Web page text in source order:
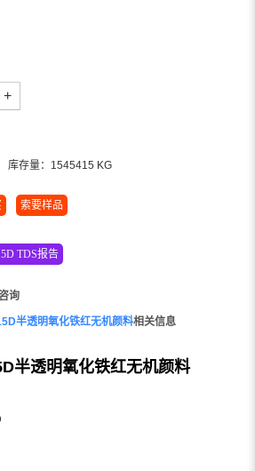
+
库存量： 1545415 KG
索要样品
TDS报告
询
半透明氧化铁红无机颜料相关信息
半透明氧化铁红无机颜料